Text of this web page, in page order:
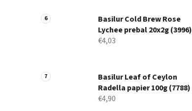
Basilur Cold Brew Rose
Lychee prebal 20x2g (3996)
€4,03
Basilur Leaf of Ceylon
Radella papier 100g (7788)
€4,90